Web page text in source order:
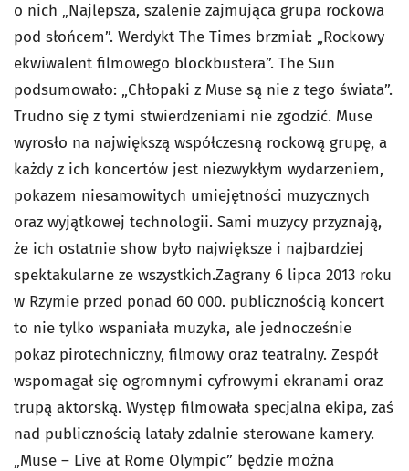
o nich „Najlepsza, szalenie zajmująca grupa rockowa
pod słońcem”. Werdykt The Times brzmiał: „Rockowy
ekwiwalent filmowego blockbustera”. The Sun
podsumowało: „Chłopaki z Muse są nie z tego świata”.
Trudno się z tymi stwierdzeniami nie zgodzić. Muse
wyrosło na największą współczesną rockową grupę, a
każdy z ich koncertów jest niezwykłym wydarzeniem,
pokazem niesamowitych umiejętności muzycznych
oraz wyjątkowej technologii. Sami muzycy przyznają,
że ich ostatnie show było największe i najbardziej
spektakularne ze wszystkich.Zagrany 6 lipca 2013 roku
w Rzymie przed ponad 60 000. publicznością koncert
to nie tylko wspaniała muzyka, ale jednocześnie
pokaz pirotechniczny, filmowy oraz teatralny. Zespół
wspomagał się ogromnymi cyfrowymi ekranami oraz
trupą aktorską. Występ filmowała specjalna ekipa, zaś
nad publicznością latały zdalnie sterowane kamery.
„Muse – Live at Rome Olympic” będzie można